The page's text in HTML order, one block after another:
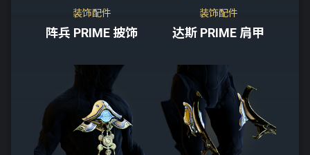
装饰配件
阵兵 PRIME 披饰
装饰配件
达斯 PRIME 肩甲